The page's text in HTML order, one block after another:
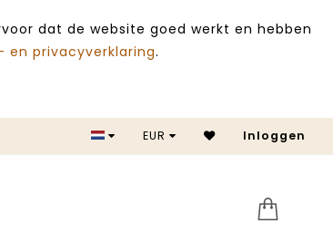
dat de website goed werkt en hebben
en privacyverklaring.
SALE
EUR Inloggen